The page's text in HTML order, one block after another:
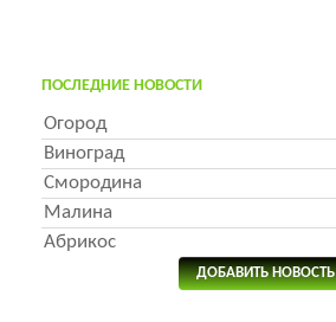
ПОСЛЕДНИЕ НОВОСТИ
Огород
Виноград
Смородина
Малина
Абрикос
ДОБАВИТЬ НОВОСТЬ